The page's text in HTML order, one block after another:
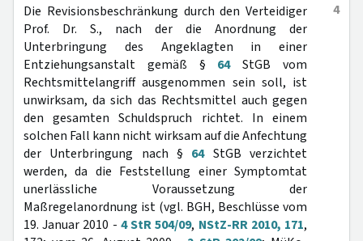
4
Die Revisionsbeschränkung durch den Verteidiger
Prof. Dr. S., nach der die Anordnung der
Unterbringung des Angeklagten in einer
Entziehungsanstalt gemäß § 64StGB vom
Rechtsmittelangriff ausgenommen sein soll, ist
unwirksam, da sich das Rechtsmittel auch gegen
den gesamten Schuldspruch richtet. In einem
solchen Fall kann nicht wirksam auf die Anfechtung
der Unterbringung nach § 64StGB verzichtet
werden, da die Feststellung einer Symptomtat
unerlässliche Voraussetzung der
Maßregelanordnung ist (vgl. BGH, Beschlüsse vom
19. Januar 2010 - 4 StR 504/09, NStZ-RR 2010, 171,